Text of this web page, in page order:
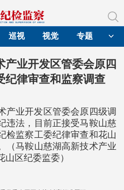
巡视 视觉 专题
产业开发区管委会原四
纪律审查和监察调查
产业开发区管委会原四级调
违法，目前正接受马鞍山慈
检监察工委纪律审查和花山
（马鞍山慈湖高新技术产业
区纪委监委）